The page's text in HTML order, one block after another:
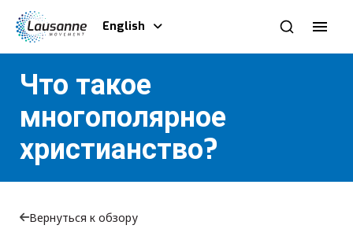
English
Что такое
многополярное
христианство?
Вернуться к обзору